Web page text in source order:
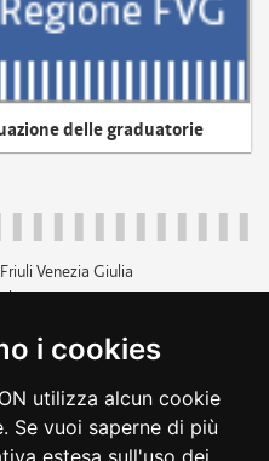
i cookies
utilizza alcun cookie
Se vuoi saperne di più
estesa sull'uso dei
delle graduatorie
Venezia Giulia
00526040324
trasparente
dichiarazione di